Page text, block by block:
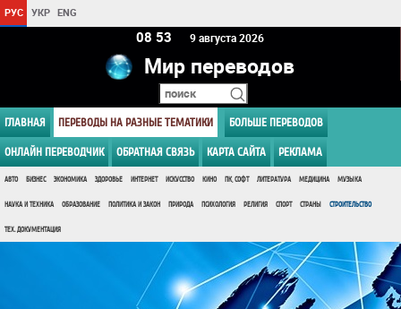
РУС УКР ENG
08:53 9 августа 2026
Мир переводов
ГЛАВНАЯ ПЕРЕВОДЫ НА РАЗНЫЕ ТЕМАТИКИ БОЛЬШЕ ПЕРЕВОДОВ
ОНЛАЙН ПЕРЕВОДЧИК ОБРАТНАЯ СВЯЗЬ КАРТА САЙТА РЕКЛАМА
АВТО БИЗНЕС ЭКОНОМИКА ЗДОРОВЬЕ ИНТЕРНЕТ ИСКУССТВО КИНО ПК, СОФТ ЛИТЕРАТУРА МЕДИЦИНА МУЗЫКА
НАУКА И ТЕХНИКА ОБРАЗОВАНИЕ ПОЛИТИКА И ЗАКОН ПРИРОДА ПСИХОЛОГИЯ РЕЛИГИЯ СПОРТ СТРАНЫ СТРОИТЕЛЬСТВО
ТЕХ. ДОКУМЕНТАЦИЯ